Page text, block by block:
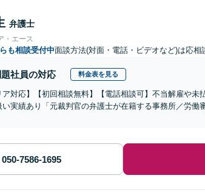
弁護士
・エース
も相談受付中面談方法(対面・電話・ビデオなど)は応相
題社員の対応 料金表を見る
ア対応】【初回相談無料】【電話相談可】不当解雇や
い実績あり「元裁判官の弁護士が在籍する事務所／労